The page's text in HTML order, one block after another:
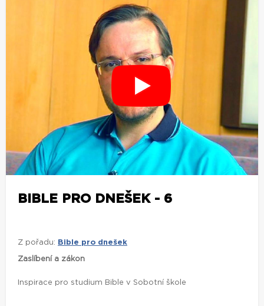
BIBLE PRO DNEŠEK - 6
Z pořadu: Bible pro dnešek
Zaslíbení a zákon
Inspirace pro studium Bible v Sobotní škole